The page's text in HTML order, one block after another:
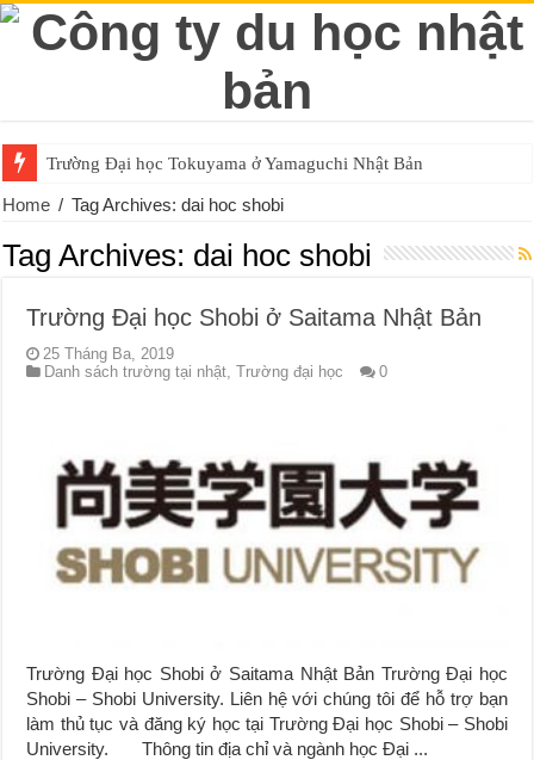
Trường Đại học Tokuyama ở Yamaguchi Nhật Bản
Home / Tag Archives: dai hoc shobi
Tag Archives: dai hoc shobi
Trường Đại học Shobi ở Saitama Nhật Bản
25 Tháng Ba, 2019
Danh sách trường tại nhật,Trường đại học 0
Trường Đại học Shobi ở Saitama Nhật Bản Trường Đại học
Shobi – Shobi University. Liên hệ với chúng tôi để hỗ trợ bạn
làm thủ tục và đăng ký học tại Trường Đại học Shobi – Shobi
University. Thông tin địa chỉ và ngành học Đại ...